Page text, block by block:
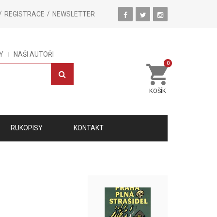
REGISTRACE NEWSLETTER
NAŠI AUTOŘI
KOŠÍK
0
RUKOPISY KONTAKT